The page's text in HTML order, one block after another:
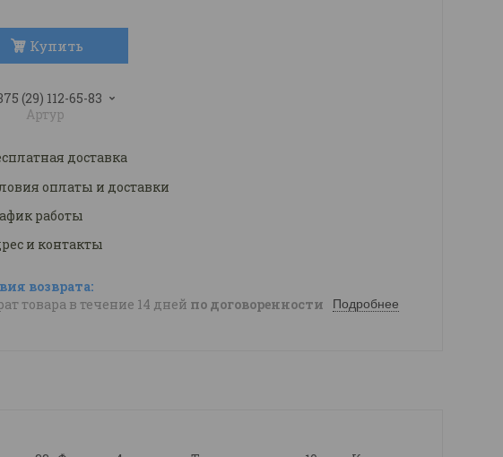
Купить
(29) 112-65-83
Артур
доставка
оплаты и доставки
работы
и контакты
товара в течение 14 дней по договоренности Подробнее